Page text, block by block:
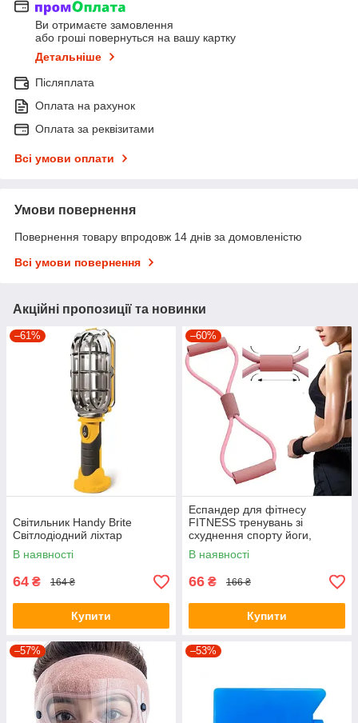
Ви отримаєте замовлення
або гроші повернуться на вашу картку
Детальніше
Післяплата
Оплата на рахунок
Оплата за реквізитами
Всі умови оплати
Умови повернення
Повернення товару впродовж 14 днів за домовленістю
Всі умови повернення
Акційні пропозиції та новинки
–61%
Світильник Handy Brite
Світлодіодний ліхтар
В наявності
64 ₴ 164 ₴
Купити
–60%
Еспандер для фітнесу
FITNESS тренувань зі
схуднення спорту йоги,
вісімка, для чоловіків жінок
В наявності
66 ₴ 166 ₴
Купити
–57% –53%